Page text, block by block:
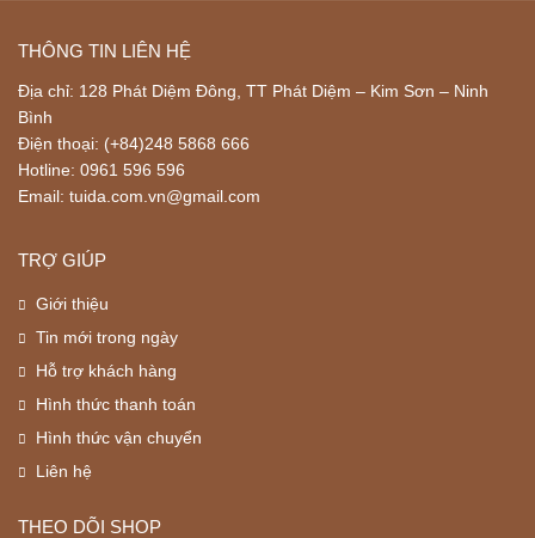
THÔNG TIN LIÊN HỆ
Địa chỉ: 128 Phát Diệm Đông, TT Phát Diệm – Kim Sơn – Ninh
Bình
Điện thoại: (+84)248 5868 666
Hotline: 0961 596 596
Email: tuida.com.vn@gmail.com
TRỢ GIÚP
Giới thiệu
Tin mới trong ngày
Hỗ trợ khách hàng
Hình thức thanh toán
Hình thức vận chuyển
Liên hệ
THEO DÕI SHOP